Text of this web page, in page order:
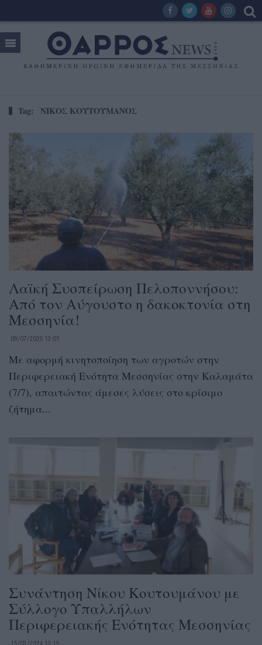
Tag: ΝΙΚΟΣ ΚΟΥΤΟΥΜΑΝΟΣ
Λαϊκή Συσπείρωση Πελοποννήσου:
Από τον Αύγουστο η δακοκτονία στη
Μεσσηνία!
09/07/2025 13:01
Με αφορμή κινητοποίηση των αγροτών στην
Περιφερειακή Ενότητα Μεσσηνίας στην Καλαμάτα
(7/7), απαιτώντας άμεσες λύσεις στο κρίσιμο
ζήτημα...
Συνάντηση Νίκου Κουτουμάνου με
Σύλλογο Υπαλλήλων
Περιφερειακής Ενότητας Μεσσηνίας
15/03/2024 13:15